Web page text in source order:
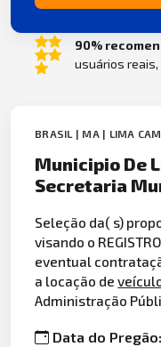
90%
usuários
BRASIL | MA | LIMA
Municipio De
Secretaria
Seleção da( s)
visando o
eventual
a locação de
Administração
Data do